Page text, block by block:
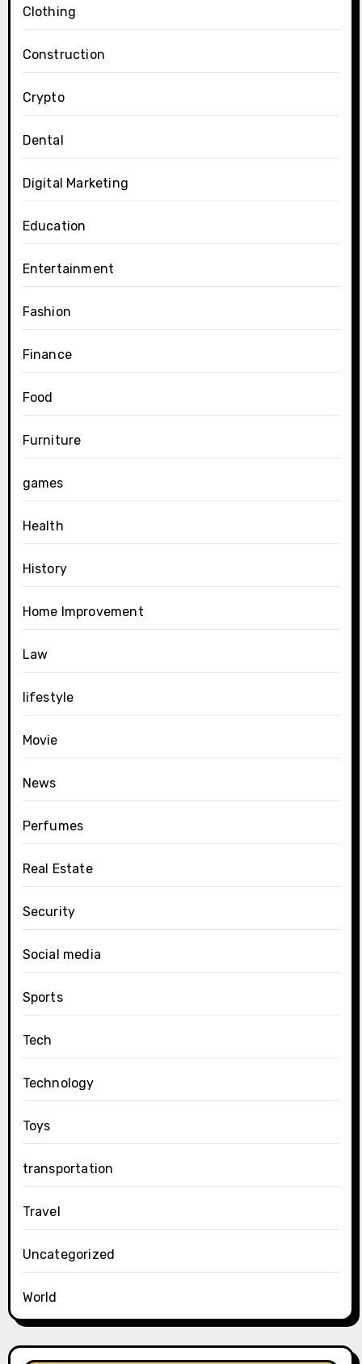
Clothing
Construction
Crypto
Dental
Digital Marketing
Education
Entertainment
Fashion
Finance
Food
Furniture
games
Health
History
Home Improvement
Law
lifestyle
Movie
News
Perfumes
Real Estate
Security
Social media
Sports
Tech
Technology
Toys
transportation
Travel
Uncategorized
World